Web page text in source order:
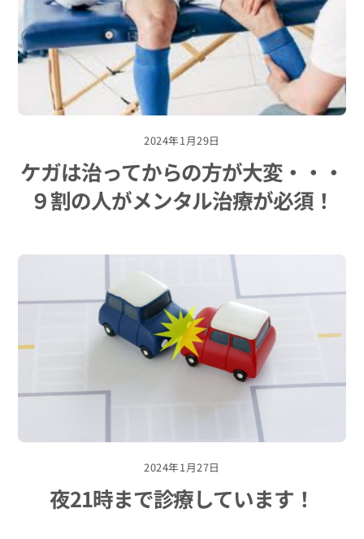
2024年1月29日
ケガは治ってからの方が大変・・・
９割の人がメンタル治療が必須！
2024年1月27日
夜21時まで診療しています！